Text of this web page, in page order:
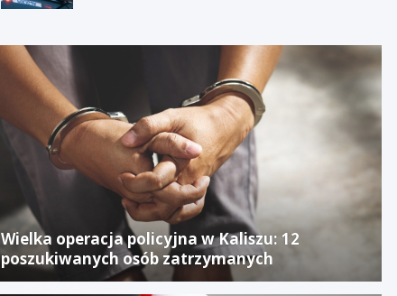
Wielka operacja policyjna w Kaliszu: 12
poszukiwanych osób zatrzymanych